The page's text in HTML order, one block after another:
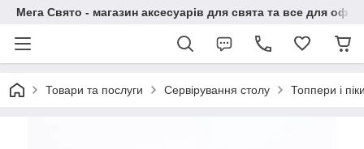
Мега Свято - магазин аксесуарів для свята та все для
Товари та послуги Сервірування столу Топпери і